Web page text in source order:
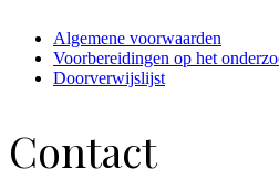
Algemene voorwaarden
Voorbereidingen op het
Doorverwijslijst
Contact